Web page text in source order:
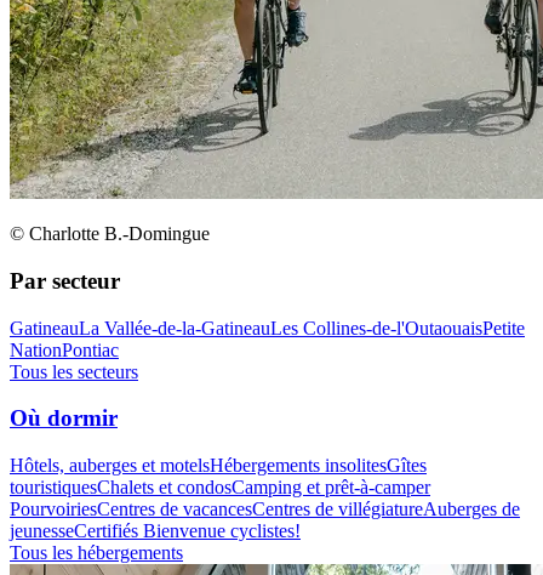
© Charlotte B.-Domingue
Par secteur
GatineauLa Vallée-de-la-GatineauLes Collines-de-l'OutaouaisPetite
NationPontiac
Tous les secteurs
Où dormir
Hôtels, auberges et motelsHébergements insolitesGîtes
touristiquesChalets et condosCamping et prêt-à-camper
PourvoiriesCentres de vacancesCentres de villégiatureAuberges de
jeunesseCertifiés Bienvenue cyclistes!
Tous les hébergements